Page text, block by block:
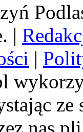
|
|
nas